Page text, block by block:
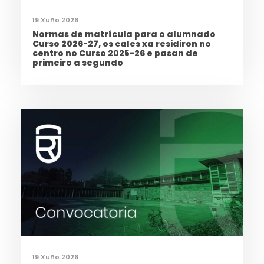
19 Xuño 2026
Normas de matrícula para o alumnado
Curso 2026-27, os cales xa residiron no
centro no Curso 2025-26 e pasan de
primeiro a segundo
19 Xuño 2026